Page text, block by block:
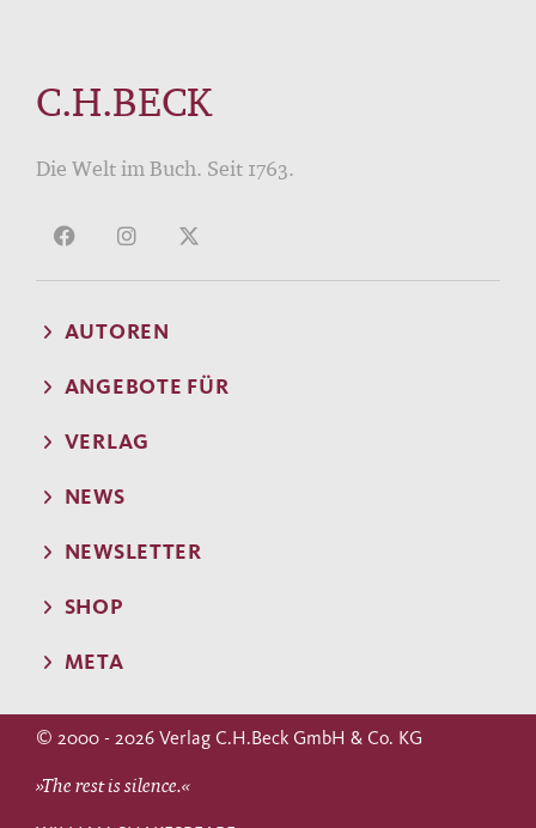
C.H.BECK
Die Welt im Buch. Seit 1763.
AUTOREN
ANGEBOTE FÜR
VERLAG
NEWS
NEWSLETTER
SHOP
META
© 2000 - 2026 Verlag C.H.Beck GmbH & Co. KG
»The rest is silence.«